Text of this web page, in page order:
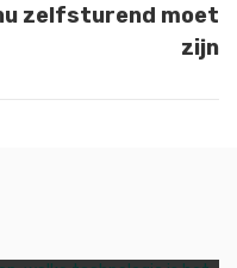
zelfsturend moet
zijn